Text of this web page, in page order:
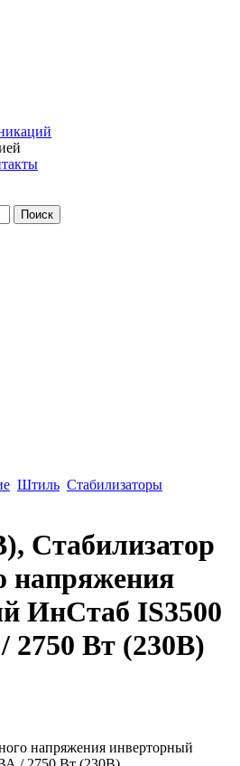
Поиск
Штиль Стабилизаторы
Стабилизатор
напряжения
ИнСтаб IS3500
2750 Вт (230В)